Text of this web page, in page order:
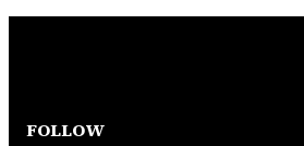
FOLLOW